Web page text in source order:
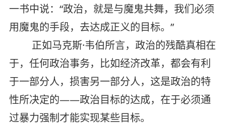
一书中说：“政治，就是与魔鬼共舞，我们必须
用魔鬼的手段，去达成正义的目标。”
正如马克斯·韦伯所言，政治的残酷真相在
于，任何政治事务，比如经济改革，都会有利
于一部分人，损害另一部分人，这是政治的特
性所决定的——政治目标的达成，在于必须通
过暴力强制才能实现某些目标。